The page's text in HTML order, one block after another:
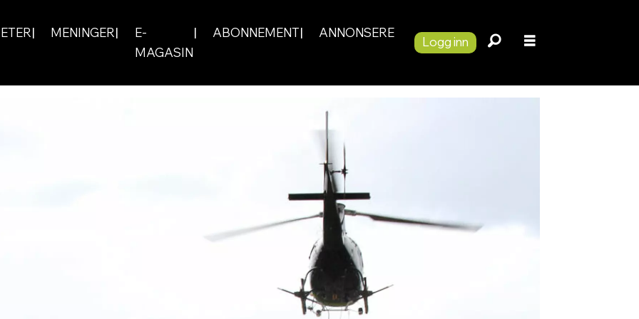
MENINGER
E-
MAGASIN
ABONNEMENT ANNONSERE
Logg inn